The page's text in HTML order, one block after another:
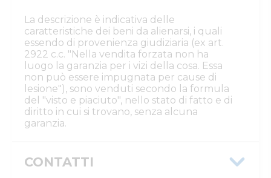
La descrizione è indicativa delle
caratteristiche dei beni da alienarsi, i quali
essendo di provenienza giudiziaria (ex art.
2922 c.c. "Nella vendita forzata non ha
luogo la garanzia per i vizi della cosa. Essa
non può essere impugnata per cause di
lesione"), sono venduti secondo la formula
del "visto e piaciuto", nello stato di fatto e di
diritto in cui si trovano, senza alcuna
garanzia.
CONTATTI